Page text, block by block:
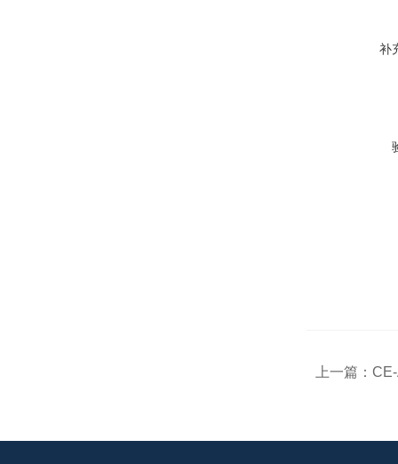
补
上一篇：